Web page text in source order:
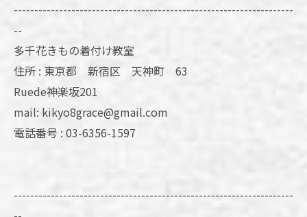
--------------------------------------------------------------------
--
多千花きもの着付け教室
住所 : 東京都 新宿区 天神町 63
Ruede神楽坂201
mail: kikyo8grace@gmail.com
電話番号 : 03-6356-1597
--------------------------------------------------------------------